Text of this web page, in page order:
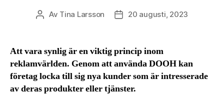
Inläggsförfattare
Av Tina Larsson Inläggsdatum
20 augusti, 2023
Att vara synlig är en viktig princip inom
reklamvärlden. Genom att använda DOOH kan
företag locka till sig nya kunder som är intresserade
av deras produkter eller tjänster.